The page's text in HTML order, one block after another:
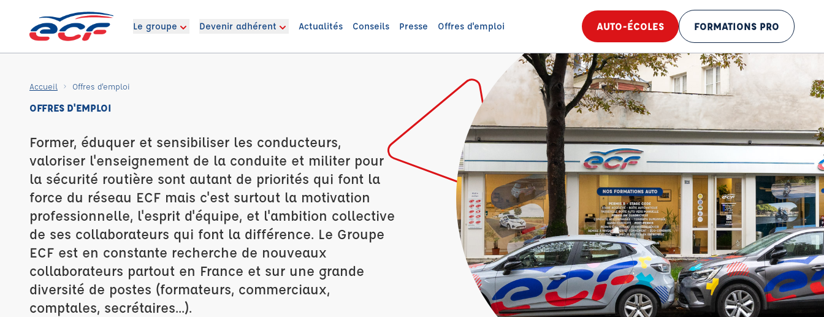
Le groupe Devenir adhérent Actualités Conseils Presse Offres d'emploi AUTO-ÉCOLES FORMATIONS PRO
Accueil Offres d'emploi
OFFRES D'EMPLOI
Former, éduquer et sensibiliser les conducteurs,
valoriser l'enseignement de la conduite et militer pour
la sécurité routière sont autant de priorités qui font la
force du réseau ECF mais c'est surtout la motivation
professionnelle, l'esprit d'équipe, et l'ambition collective
de ses collaborateurs qui font la différence. Le Groupe
ECF est en constante recherche de nouveaux
collaborateurs partout en France et sur une grande
diversité de postes (formateurs, commerciaux,
comptales, secrétaires...).